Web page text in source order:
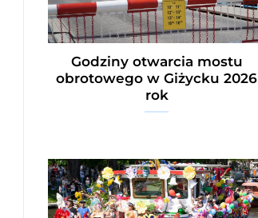
Godziny otwarcia mostu
obrotowego w Giżycku 2026
rok